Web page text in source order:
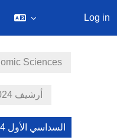
Log in
Sciences
أرشيف 2025/2024
السداسي الأول 2025/2024